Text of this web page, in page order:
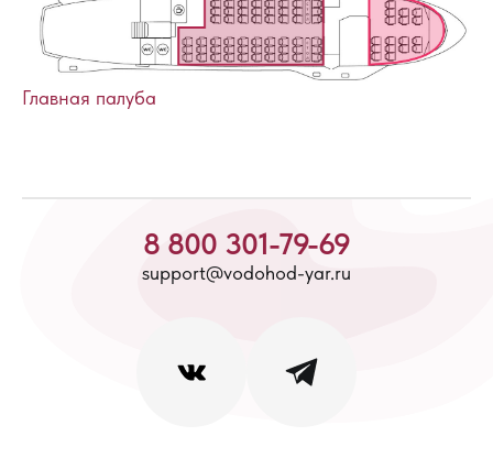
Главная палуба
8 800 301-79-69
support@vodohod-yar.ru